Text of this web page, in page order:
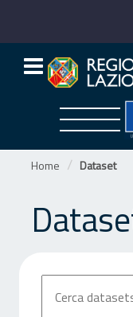
Home Dataset